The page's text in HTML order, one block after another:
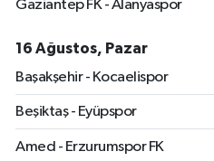
Gaziantep FK - Alanyaspor
16 Ağustos, Pazar
Başakşehir - Kocaelispor
Beşiktaş - Eyüpspor
Amed - Erzurumspor FK